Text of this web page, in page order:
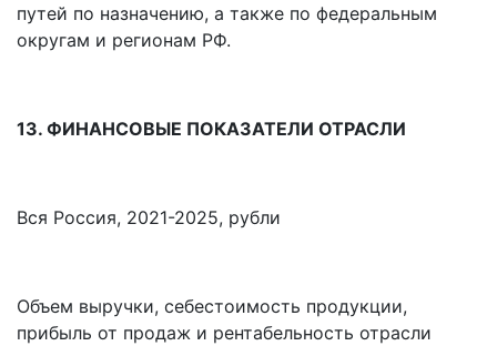
путей по назначению, а также по федеральным
округам и регионам РФ.
13. ФИНАНСОВЫЕ ПОКАЗАТЕЛИ ОТРАСЛИ
Вся Россия, 2021-2025, рубли
Объем выручки, себестоимость продукции,
прибыль от продаж и рентабельность отрасли